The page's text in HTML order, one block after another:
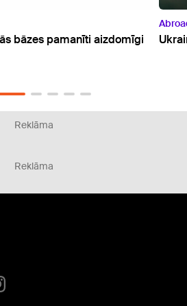
ieradies vizītē Serbijā
Reklāma
Reklāma